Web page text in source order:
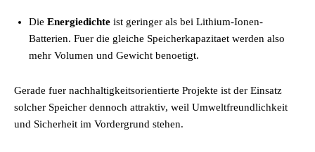
Die Energiedichte ist geringer als bei Lithium-Ionen-
Batterien. Fuer die gleiche Speicherkapazitaet werden also
mehr Volumen und Gewicht benoetigt.
Gerade fuer nachhaltigkeitsorientierte Projekte ist der Einsatz
solcher Speicher dennoch attraktiv, weil Umweltfreundlichkeit
und Sicherheit im Vordergrund stehen.